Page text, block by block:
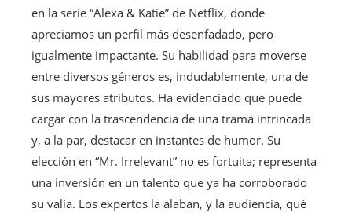
en la serie “Alexa & Katie” de Netflix, donde
apreciamos un perfil más desenfadado, pero
igualmente impactante. Su habilidad para moverse
entre diversos géneros es, indudablemente, una de
sus mayores atributos. Ha evidenciado que puede
cargar con la trascendencia de una trama intrincada
y, a la par, destacar en instantes de humor. Su
elección en “Mr. Irrelevant” no es fortuita; representa
una inversión en un talento que ya ha corroborado
su valía. Los expertos la alaban, y la audiencia, qué